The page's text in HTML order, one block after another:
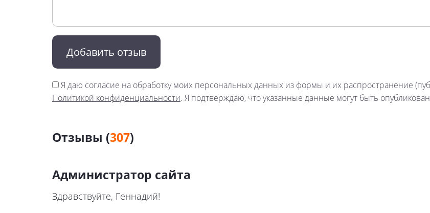
Отзывы (307)
Администратор сайта
Здравствуйте, Геннадий!
Добавить отзыв
Я даю согласие на обработку моих персональных данных из формы и их распространение
Политикой конфиденциальности. Я подтверждаю, что указанные данные могут быть